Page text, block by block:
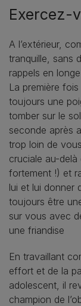
Exercez-
A l’extérieur,
tranquille, sans
rappels en
La première
toujours une
tomber sur le
seconde après
trop loin de
cruciale au-
fortement !) et
lui et lui donner
toujours être
sur vous avec
une friandise
En travaillant
effort et de la
adolescent, il
champion de